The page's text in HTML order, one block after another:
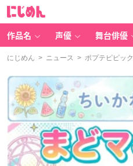
作品名 声優 舞台俳優
にじめん > ニュース > ポプテピピック